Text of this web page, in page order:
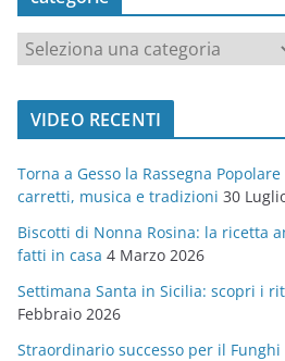
a
t
o
r
i
e
VIDEO RECENTI
Torna a Gesso la Rassegna
carretti, musica e tradizioni 30
Biscotti di Nonna Rosina: la ricetta
fatti in casa 4 Marzo 2026
Settimana Santa in Sicilia: scopri i
Febbraio 2026
Straordinario successo per il